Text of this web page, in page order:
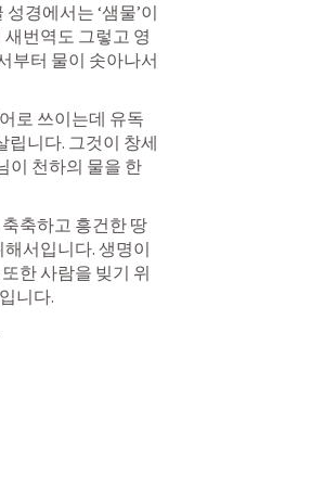
경에서는 ‘샘물’이
번역도 그렇고 영
부터 물이 솟아나서
립니다. 그것이 창세
이 천하의 물을 한
축하고 흥건한 땅
서입니다. 생명이
한 사람을 빚기 위
니다.